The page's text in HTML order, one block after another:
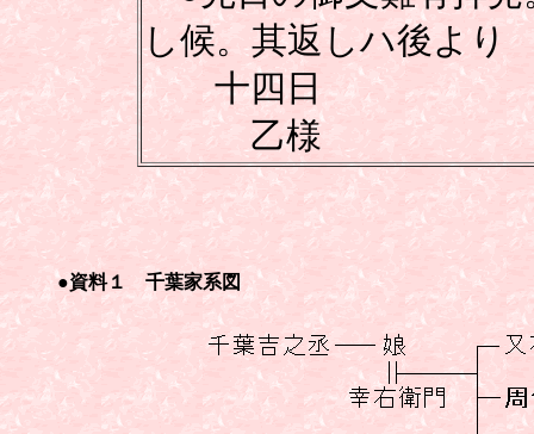
し候。其返しハ後より
十四日
乙様
●資料１ 千葉家系図